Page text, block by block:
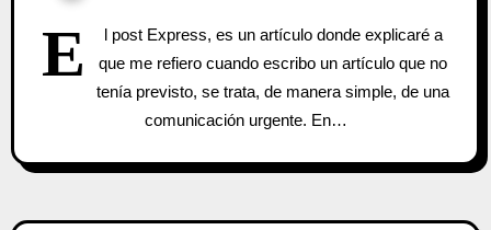
E
l post Express, es un artículo donde explicaré a
que me refiero cuando escribo un artículo que no
tenía previsto, se trata, de manera simple, de una
comunicación urgente. En…